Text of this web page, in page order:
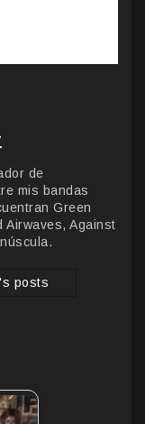
de
mis bandas
Green
Airwaves, Against
posts